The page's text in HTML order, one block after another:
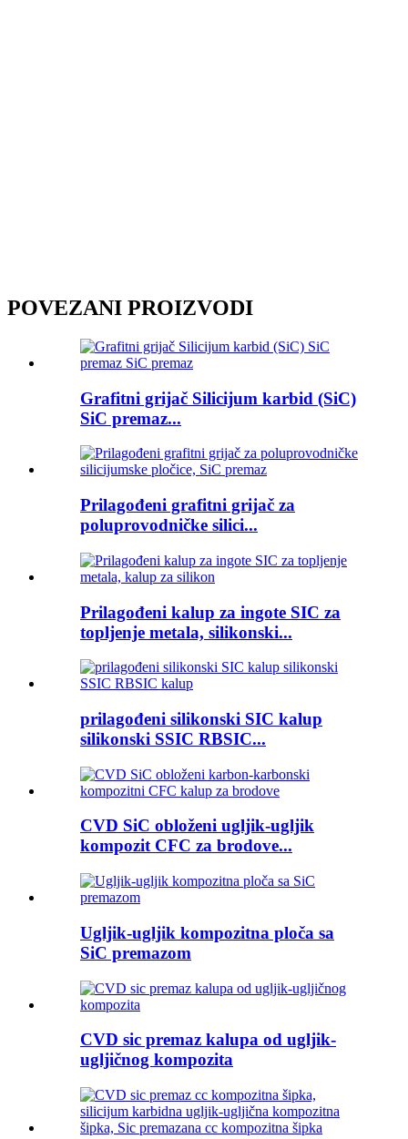
POVEZANI PROIZVODI
Grafitni grijač Silicijum karbid (SiC)
SiC premaz...
Prilagođeni grafitni grijač za
poluprovodničke silici...
Prilagođeni kalup za ingote SIC za
topljenje metala, silikonski...
prilagođeni silikonski SIC kalup
silikonski SSIC RBSIC...
CVD SiC obloženi ugljik-ugljik
kompozit CFC za brodove...
Ugljik-ugljik kompozitna ploča sa
SiC premazom
CVD sic premaz kalupa od ugljik-
ugljičnog kompozita